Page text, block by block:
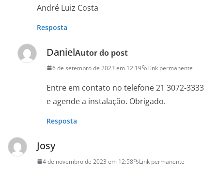
André Luiz Costa
Resposta
DanielAutor do post
6 de setembro de 2023 em 12:19 Link permanente
Entre em contato no telefone 21 3072-3333
e agende a instalação. Obrigado.
Resposta
Josy
4 de novembro de 2023 em 12:58 Link permanente